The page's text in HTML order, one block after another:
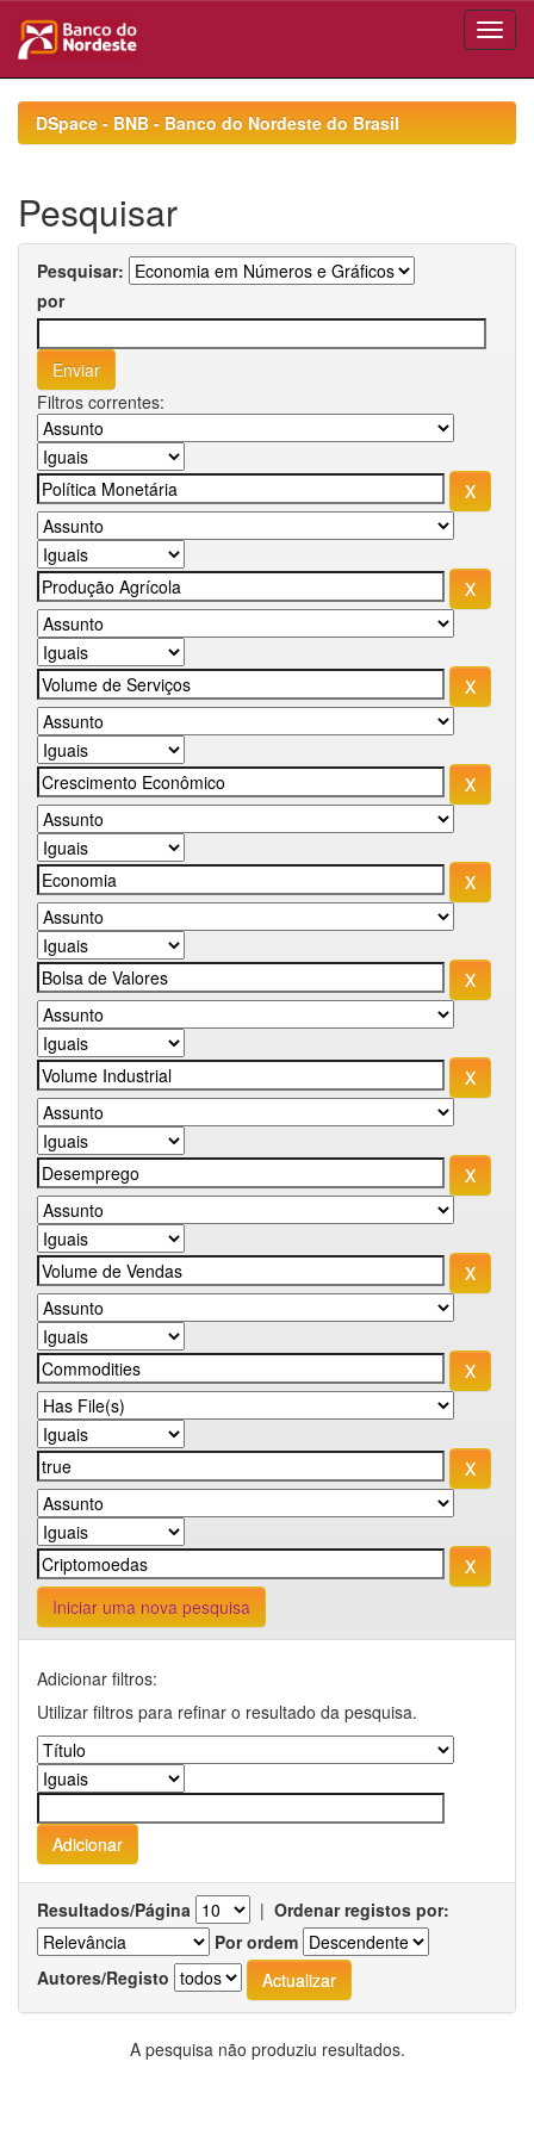
navigationDSpace - BNB - Banco do Nordeste do Brasil
Pesquisar
Pesquisar:
por
Filtros correntes:
Iniciar uma nova pesquisa
Adicionar filtros:
Utilizar filtros para refinar o resultado da pesquisa.
Resultados/Página | Ordenar registos por:
Por ordem
Autores/Registo
A pesquisa não produziu resultados.